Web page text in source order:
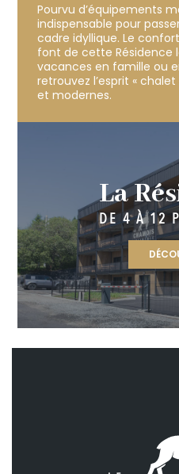
Pourvu d’équipements
indispensable pour
cadre idyllique. Le
font de cette Résidence
vacances en famille ou
retrouvez l’esprit «
et modernes.
La
DE 4 À 12